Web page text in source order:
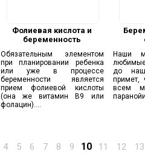
Фолиевая кислота и
беременность
Обязательным элементом
при планировании ребенка
или уже в процессе
беременности является
прием фолиевой кислоты
(она же витамин В9 или
фолацин)....
Наши
до
примет,
всем
4 5 6 7 8 9 10 11 12 13